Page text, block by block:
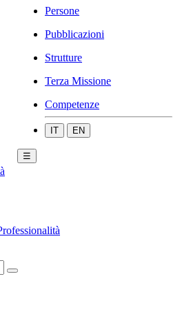
Persone
Pubblicazioni
Strutture
Terza Missione
Competenze
IT EN
☰